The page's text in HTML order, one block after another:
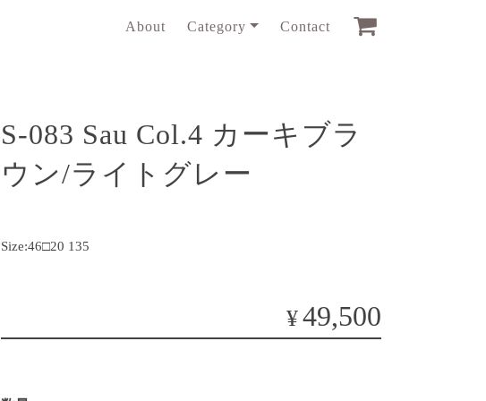
About Category Contact
S-083 Sau Col.4 カーキブラ
ウン/ライトグレー
Size:46□20 135
¥49,500